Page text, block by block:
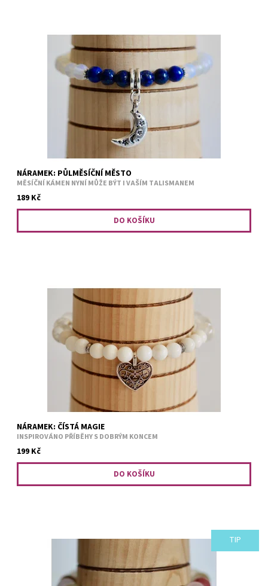
Minerální korálky na pružném vlasci. Lapis lazuli a měsíční kámen.
Velikost jednotlivých korálků: 6 mm. Vnitřní obvod náramku: 16/17
cm. (menší/větší velikost na vyžádání)
NÁRAMEK: PŮLMĚSÍČNÍ MĚSTO
MĚSÍČNÍ KÁMEN NYNÍ MŮŽE BÝT I VAŠÍM TALISMANEM
189 Kč
Všechny dny nejsou veselé, ale je třeba myslet na lepší zítřek :)
Kouzelný náramek pro dobití nové pozitivní energie. Čirý křišťál
a drobnější korálky jadeitu slonová kost....
NÁRAMEK: ČÍSTÁ MAGIE
INSPIROVÁNO PŘÍBĚHY S DOBRÝM KONCEM
199 Kč
TIP
Turmalín je minerální kámen přátelství a dobré nálady, jde také o
posilující minerál, který pohlcuje negativní vibrace a stres a tak je
tento náramek opravdu superschopný :)...